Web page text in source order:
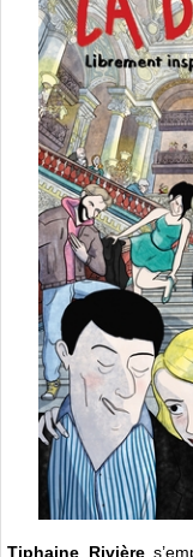
Tiphaine Rivière